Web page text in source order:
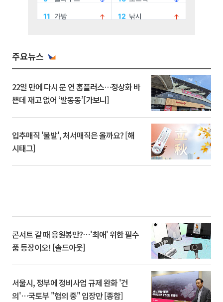
주요뉴스
22일 만에 다시 문 연 홈플러스…정상화 바
쁜데 재고 없어 ‘발동동’[가보니]
입추매직 '불발', 처서매직은 올까요? [해
시태그]
콘서트 갈 때 응원봉만?⋯'최애' 위한 필수
품 등장이오! [솔드아웃]
서울시, 정부에 정비사업 규제 완화 '건
의'⋯국토부 "협의 중" 입장만 [종합]